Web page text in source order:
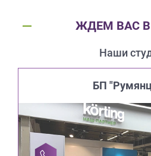
ЖДЕМ ВАС В
Наши
БП